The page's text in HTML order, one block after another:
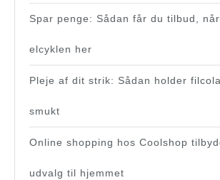
Spar penge: Sådan får du tilbud,
elcyklen her
Pleje af dit strik: Sådan holder
smukt
Online shopping hos Coolshop
udvalg til hjemmet